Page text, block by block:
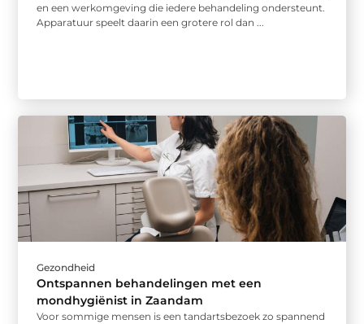
en een werkomgeving die iedere behandeling ondersteunt.
Apparatuur speelt daarin een grotere rol dan ...
Gezondheid
Ontspannen behandelingen met een
mondhygiënist in Zaandam
Voor sommige mensen is een tandartsbezoek zo spannend